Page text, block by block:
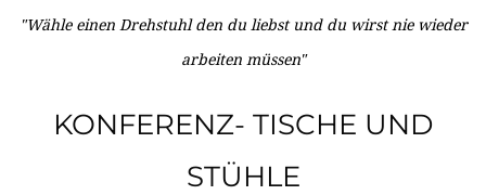
"Wähle einen Drehstuhl den du liebst und du wirst nie wieder
arbeiten müssen"
KONFERENZ- TISCHE UND
STÜHLE